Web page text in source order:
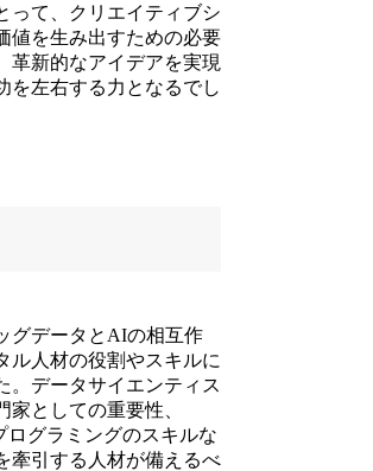
って、クリエイティブシ
値を生み出すための必要
革新的なアイデアを実現
を左右する力となるでし
グデータとAIの相互作
ル人材の役割やスキルに
。データサイエンティス
家としての重要性、
グラミングのスキルな
牽引する人材が備えるべ